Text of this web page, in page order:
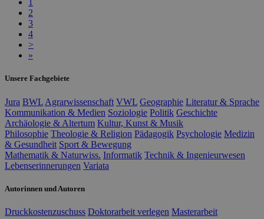
1
2
3
4
>
»
Unsere Fachgebiete
Jura BWL Agrarwissenschaft VWL Geographie Literatur & Sprache
Kommunikation & Medien Soziologie Politik Geschichte
Archäologie & Altertum Kultur, Kunst & Musik
Philosophie Theologie & Religion Pädagogik Psychologie Medizin
& Gesundheit Sport & Bewegung
Mathematik & Naturwiss. Informatik Technik & Ingenieurwesen
Lebenserinnerungen Variata
Autorinnen und Autoren
Druckkostenzuschuss Doktorarbeit verlegen Masterarbeit